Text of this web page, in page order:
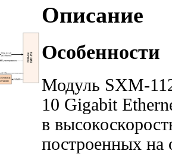
Описание
Особенности
Модуль SXM-
10 Gigabit
в
построенных на